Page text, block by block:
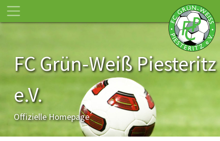
FC Grün-Weiß Piesteritz
e.V.
Offizielle Homepage